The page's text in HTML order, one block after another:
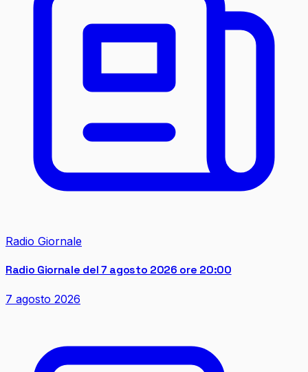
Radio Giornale
Radio Giornale del 7 agosto 2026 ore 20:00
7 agosto 2026